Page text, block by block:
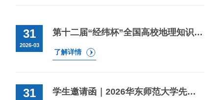
31
2026-03
第十二届“经纬杯”全国高校地理知识竞赛报名通知
了解详情
31 学生邀请函｜2026华东师范大学先导产业春季专场招聘会即将举办